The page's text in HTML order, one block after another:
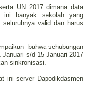
UN 2017 dimana data
ini banyak sekolah yang
valid dan harus
bahwa sehubungan
Januari s/d 15 Januari 2017
sinkronisasi.
ini server Dapodikdasmen